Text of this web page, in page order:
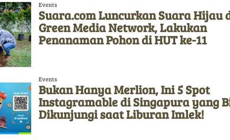
Events
Suara.com Luncurkan Suara Hijau
Green Media Network, Lakukan
Penanaman Pohon di HUT ke-11
Events
Bukan Hanya Merlion, Ini 5 Spot
Instagramable di Singapura yang
Dikunjungi saat Liburan Imlek!